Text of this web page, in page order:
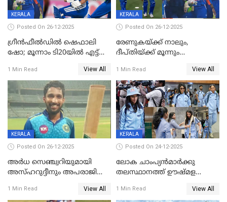
KERALA
Posted On 26-12-2025
ഗ്രീന്‍ഫീല്‍ഡില്‍ ഷെഫാലി
ഷോ; മൂന്നാം ടി20യിൽ എട്ട്
വനിതകള്‍ക്കെതിരായ ടി20
പരമ്പര ഇന്ത്യക്ക്
1 Min Read View All
KERALA
Posted On 26-12-2025
രേണുകയ്ക്ക് നാലും,
ദീപ്തിയ്ക്ക് മൂന്നും
ടി20യിലും ശ്രീലങ്കയ്ക്ക്
ബാറ്റിംഗ് തകര്‍ച്ച; ഇന്ത്യയ്ക്ക്
വിജയലക്ഷ്യം 113 റൺസ്
1 Min Read View All
KERALA
Posted On 26-12-2025
അർധ സെഞ്ച്വറിയുമായി
അസ്ഹറുദ്ദീനും അപരാജിതും
റൺസ് വിജയലക്ഷ്യമുയർത്തി
1 Min Read View All
KERALA
Posted On 24-12-2025
ലോക ചാംപ്യൻമാർക്കു
തലസ്ഥാനത്ത് ഊഷ്മള
മത്സരം ജയിച്ചാൽ ഇന്ത്യയ്ക്കു
1 Min Read View All